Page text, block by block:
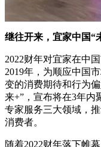
继往开来，宜家中国“
2022财年对宜家在中
2019年，为顺应中国
变的消费期待和行为
来+”，宣布将在3年内
专家服务三大领域，
消费者。
随着2022财年落下帷